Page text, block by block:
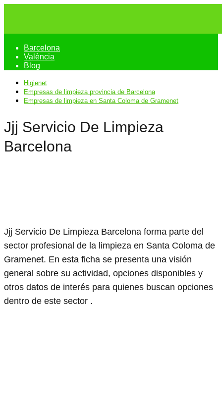
Barcelona
València
Blog
Higienet
Empresas de limpieza provincia de Barcelona
Empresas de limpieza en Santa Coloma de Gramenet
Jjj Servicio De Limpieza
Barcelona
Jjj Servicio De Limpieza Barcelona forma parte del
sector profesional de la limpieza en Santa Coloma de
Gramenet. En esta ficha se presenta una visión
general sobre su actividad, opciones disponibles y
otros datos de interés para quienes buscan opciones
dentro de este sector .